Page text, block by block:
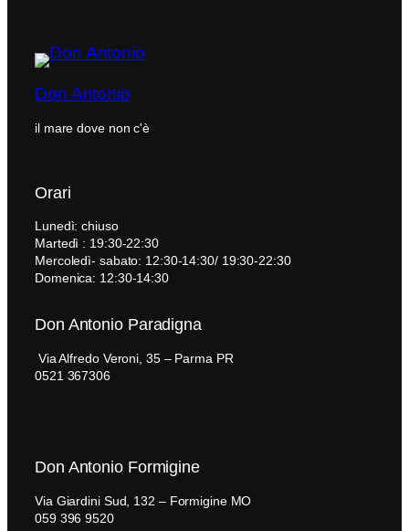
Don Antonio
il mare dove non c'è
Orari
Lunedì: chiuso
Martedì : 19:30-22:30
Mercoledì- sabato: 12:30-14:30/ 19:30-22:30
Domenica: 12:30-14:30
Don Antonio Paradigna
Via Alfredo Veroni, 35 – Parma PR
0521 367306
Don Antonio Formigine
Via Giardini Sud, 132 – Formigine MO
059 396 9520